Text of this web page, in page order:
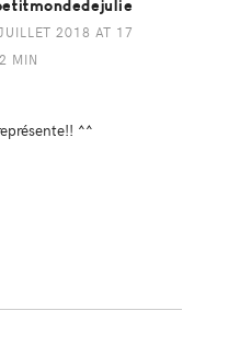
2018 AT 17
MIN
^^